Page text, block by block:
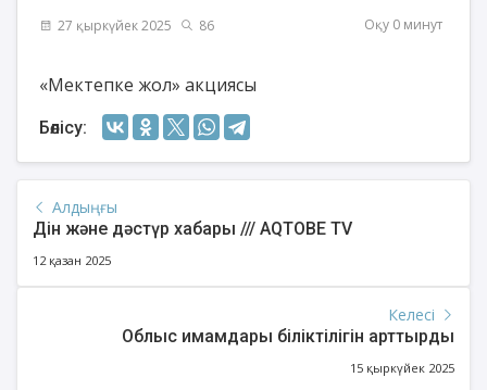
27 қыркүйек 2025 86 Оқу 0 минут
«Мектепке жол» акциясы
Бөлісу:
Алдыңғы
Дін және дәстүр хабары /// AQTOBE TV
12 қазан 2025
Келесі
Облыс имамдары біліктілігін арттырды
15 қыркүйек 2025